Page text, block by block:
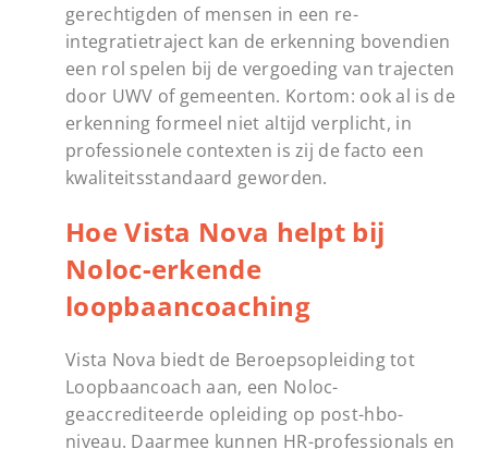
gerechtigden of mensen in een re-
integratietraject kan de erkenning bovendien
een rol spelen bij de vergoeding van trajecten
door UWV of gemeenten. Kortom: ook al is de
erkenning formeel niet altijd verplicht, in
professionele contexten is zij de facto een
kwaliteitsstandaard geworden.
Hoe Vista Nova helpt bij
Noloc-erkende
loopbaancoaching
Vista Nova biedt de Beroepsopleiding tot
Loopbaancoach aan, een Noloc-
geaccrediteerde opleiding op post-hbo-
niveau. Daarmee kunnen HR-professionals en